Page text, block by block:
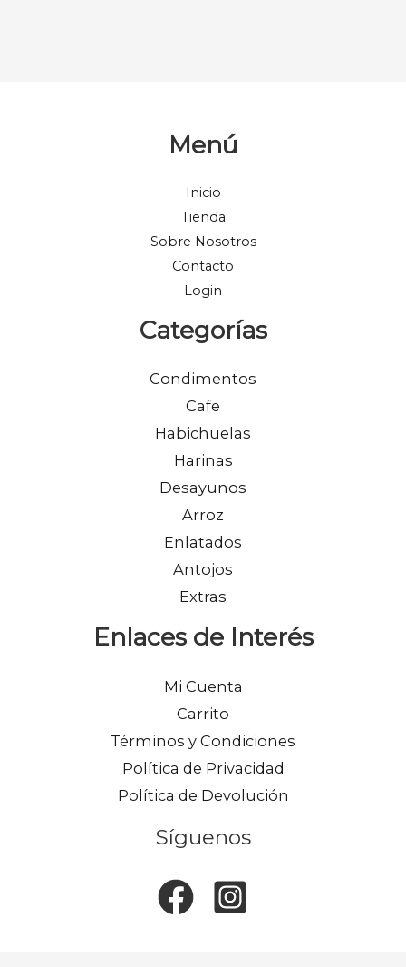
Menú
Inicio
Tienda
Sobre Nosotros
Contacto
Login
Categorías
Condimentos
Cafe
Habichuelas
Harinas
Desayunos
Arroz
Enlatados
Antojos
Extras
Enlaces de Interés
Mi Cuenta
Carrito
Términos y Condiciones
Política de Privacidad
Política de Devolución
Síguenos